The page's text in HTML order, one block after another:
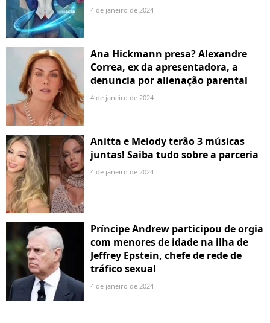
4 de janeiro de 2024
Ana Hickmann presa? Alexandre
Correa, ex da apresentadora, a
denuncia por alienação parental
4 de janeiro de 2024
Anitta e Melody terão 3 músicas
juntas! Saiba tudo sobre a parceria
4 de janeiro de 2024
Príncipe Andrew participou de orgia
com menores de idade na ilha de
Jeffrey Epstein, chefe de rede de
tráfico sexual
4 de janeiro de 2024